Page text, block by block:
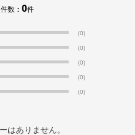
数：0件
(0)
(0)
(0)
(0)
(0)
はありません。